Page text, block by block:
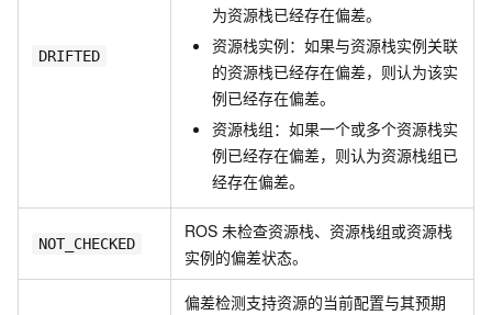
DRIFTED
为资源栈已经存在偏差。
资源栈实例：如果与资源栈实例关联
的资源栈已经存在偏差，则认为该实
例已经存在偏差。
资源栈组：如果一个或多个资源栈实
例已经存在偏差，则认为资源栈组已
经存在偏差。
NOT_CHECKED
ROS 未检查资源栈、资源栈组或资源栈
实例的偏差状态。
偏差检测支持资源的当前配置与其预期